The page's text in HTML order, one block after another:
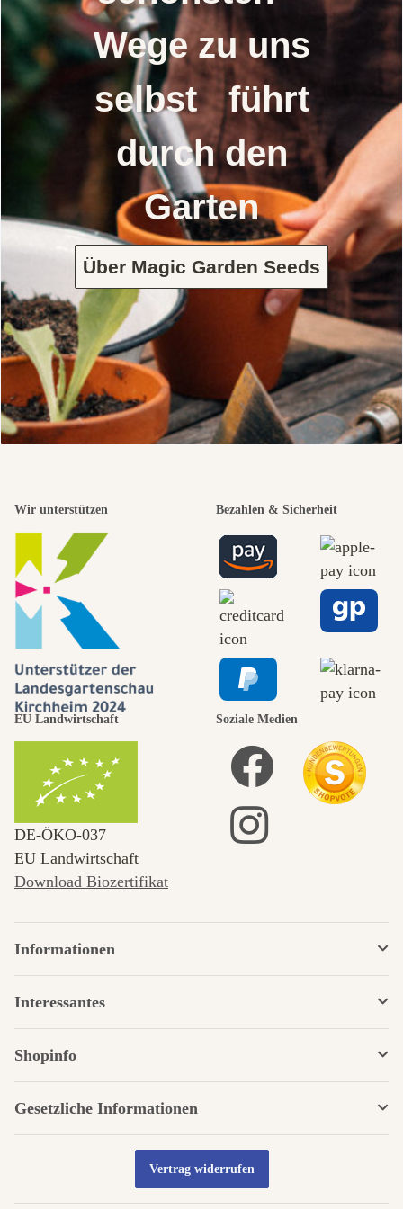
Wege zu uns
selbst führt
durch den
Garten
Über Magic Garden Seeds
Wir unterstützen Bezahlen & Sicherheit
EU Landwirtschaft
DE‑ÖKO‑037
EU Landwirtschaft
Download Biozertifikat
Soziale Medien
Informationen
Interessantes
Shopinfo
Gesetzliche Informationen
Vertrag widerrufen